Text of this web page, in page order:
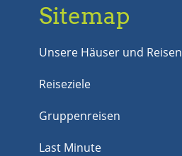
Sitemap
Unsere Häuser und Reisen
Reiseziele
Gruppenreisen
Last Minute